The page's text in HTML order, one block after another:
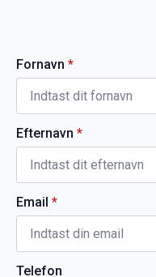
Fornavn *
Efternavn *
Email *
Telefon